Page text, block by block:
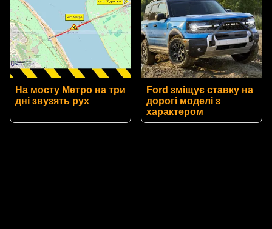
На мосту Метро на три
дні звузять рух
Ford зміщує ставку на
дорогі моделі з
характером